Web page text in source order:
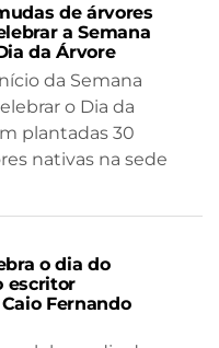
de árvores
a Semana
da Árvore
da Semana
o Dia da
plantadas 30
nativas na sede
o dia do
escritor
Fernando